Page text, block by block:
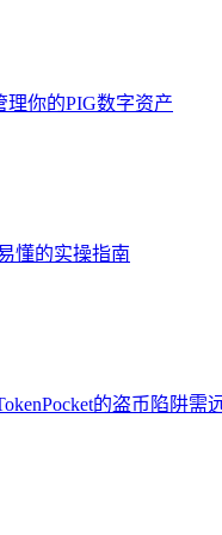
理你的PIG数字资产
懂的实操指南
的盗币陷阱需